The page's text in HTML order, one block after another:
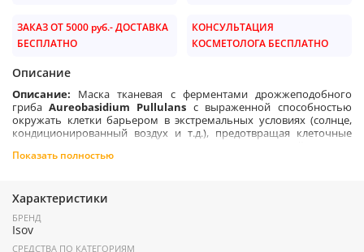
ЗАКАЗ ОТ 5000 руб.- ДОСТАВКА
БЕСПЛАТНО
КОНСУЛЬТАЦИЯ
КОСМЕТОЛОГА БЕСПЛАТНО
Описание
Описание: Маска тканевая с ферментами дрожжеподобного
гриба Aureobasidium Pullulans с выраженной способностью
окружать клетки барьером в экстремальных условиях (солнце,
кондиционированный воздух и т.д.), предотвращая клеточные
кожи, повышение эластичности и гидратации и выравнивание ее
Ферменты дрожжеподобного гриба
содержат экзополисахарид, которые выполняют роль
саморегуляторов процессов роста и развития, служат барьером
между клетками и окружающей средой, являются резервуаром и
выполняют протекторную функцию против высушивания,
Показать полностью
Характеристики
БРЕНД
Isov
СРЕДСТВА ПО КАТЕГОРИЯМ